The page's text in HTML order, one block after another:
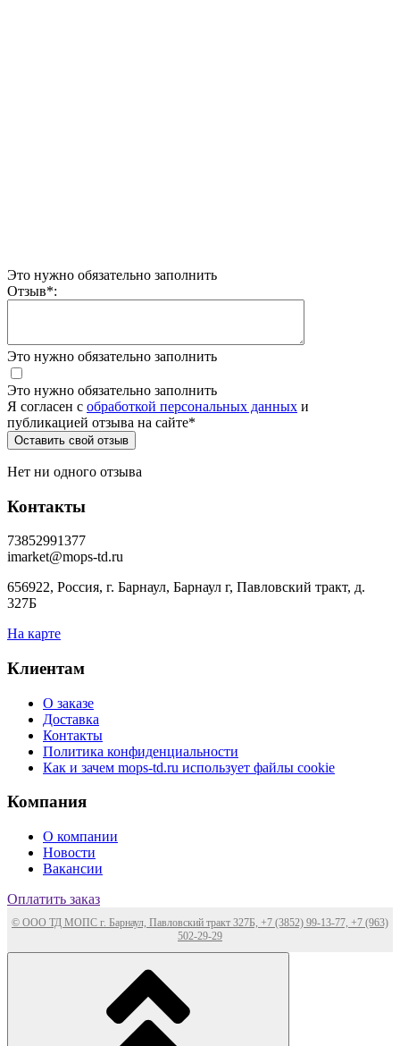
Это нужно обязательно заполнить
Отзыв*:
Это нужно обязательно заполнить
Это нужно обязательно заполнить
Я согласен c обработкой персональных данных и
публикацией отзыва на сайте*
Нет ни одного отзыва
Контакты
73852991377
imarket@mops-td.ru
656922, Россия, г. Барнаул, Барнаул г, Павловский тракт, д.
327Б
На карте
Клиентам
О заказе
Доставка
Контакты
Политика конфиденциальности
Как и зачем mops-td.ru использует файлы cookie
Компания
О компании
Новости
Вакансии
Оплатить заказ
© ООО ТД МОПС г. Барнаул, Павловский тракт 327Б, +7 (3852) 99-13-77, +7 (963)
502-29-29